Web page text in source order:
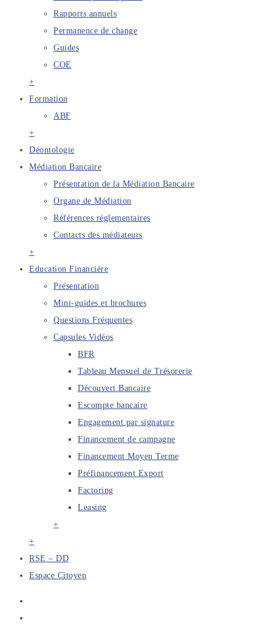
Rapports annuels
Permanence de change
Guides
COE
+
Formation
ABF
+
Déontologie
Médiation Bancaire
Présentation de la Médiation Bancaire
Organe de Médiation
Références réglementaires
Contacts des médiateurs
+
Education Financière
Présentation
Mini-guides et brochures
Questions Fréquentes
Capsules Vidéos
BFR
Tableau Mensuel de Trésorerie
Découvert Bancaire
Escompte bancaire
Engagement par signature
Financement de campagne
Financement Moyen Terme
Préfinancement Export
Factoring
Leasing
+
+
RSE – DD
Espace Citoyen